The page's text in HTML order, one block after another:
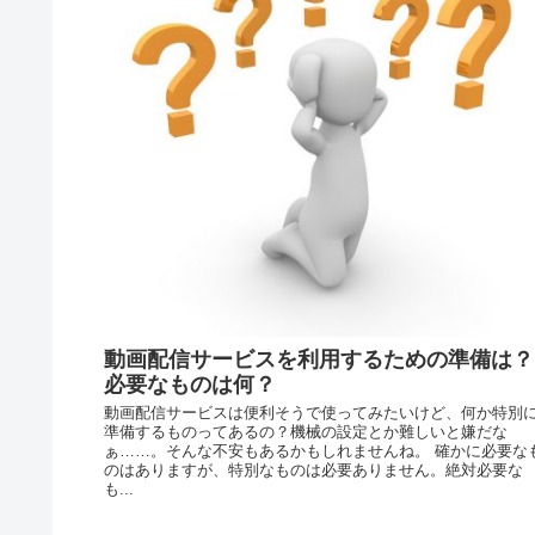
動画配信サービスを利用するための準備は？
必要なものは何？
動画配信サービスは便利そうで使ってみたいけど、何か特別
準備するものってあるの？機械の設定とか難しいと嫌だな
ぁ……。そんな不安もあるかもしれませんね。 確かに必要な
のはありますが、特別なものは必要ありません。絶対必要な
も...